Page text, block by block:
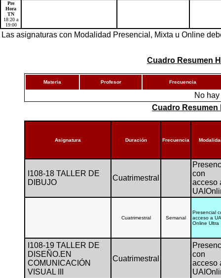
Pre
Hora
TN
18:20 a
19:00
Las asignaturas con Modalidad Presencial, Mixta u Online
Cuadro Resumen
Materia Profesor Frecuencia
No
Cuadro Resumen
Asignatura Duración Frecuencia
I108-18 TALLER DE
DIBUJO
Cuatrimestral
con
acceso
Cuatrimestral Semanal
Presencial
acceso a
Online Ultra
I108-19 TALLER DE
DISEÑO.EN
COMUNICACIÓN
VISUAL III
Cuatrimestral
con
acceso